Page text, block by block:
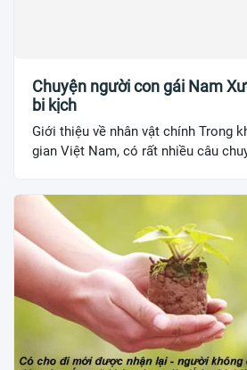
Chuyện người con gái Nam
bi kịch
Giới thiệu về nhân vật chính Trong
gian Việt Nam, có rất nhiều câu